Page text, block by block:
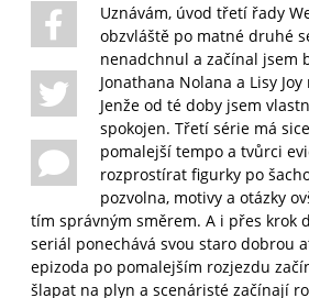
Uznávám, úvod třetí řady
obzvláště po matné druhé
nenadchnul a začínal jsem
Jonathana Nolana a Lisy
Jenže od té doby jsem
spokojen. Třetí série má
pomalejší tempo a tvůrci
rozprostírat figurky po
pozvolna, motivy a otázky
tím správným směrem. A i přes krok
seriál ponechává svou staro dobrou
epizoda po pomalejším rozjezdu
šlapat na plyn a scenáristé začínají